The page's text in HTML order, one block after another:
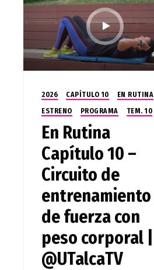
2026 CAPÍTULO 10
EN RUTINA
ESTRENO
PROGRAMA TEM. 10
En Rutina
Capítulo 10 –
Circuito de
entrenamiento
de fuerza con
peso corporal |
@UTalcaTV